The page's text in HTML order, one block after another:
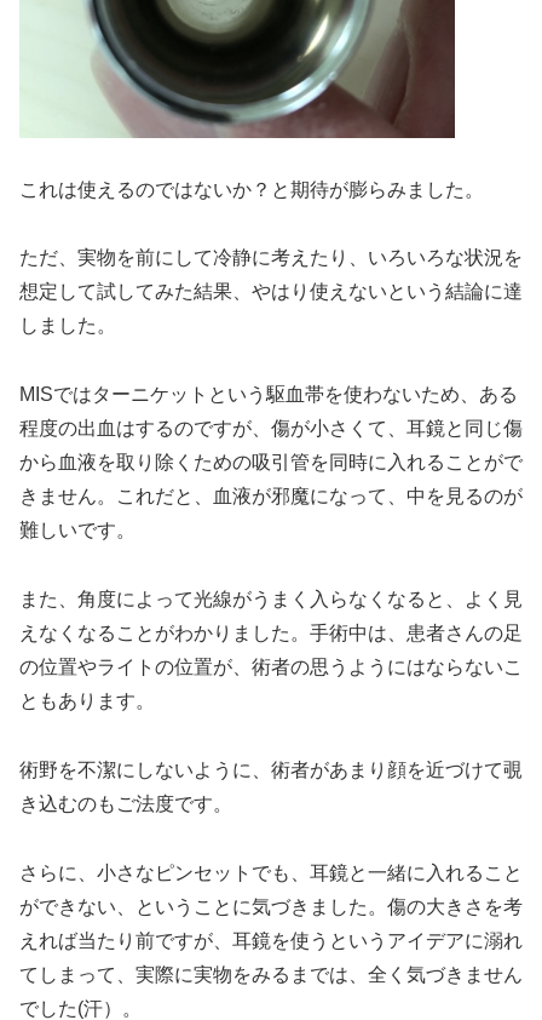
これは使えるのではないか？と期待が膨らみました。
ただ、実物を前にして冷静に考えたり、いろいろな状況を
想定して試してみた結果、やはり使えないという結論に達
しました。
MISではターニケットという駆血帯を使わないため、ある
程度の出血はするのですが、傷が小さくて、耳鏡と同じ傷
から血液を取り除くための吸引管を同時に入れることがで
きません。これだと、血液が邪魔になって、中を見るのが
難しいです。
また、角度によって光線がうまく入らなくなると、よく見
えなくなることがわかりました。手術中は、患者さんの足
の位置やライトの位置が、術者の思うようにはならないこ
ともあります。
術野を不潔にしないように、術者があまり顔を近づけて覗
き込むのもご法度です。
さらに、小さなピンセットでも、耳鏡と一緒に入れること
ができない、ということに気づきました。傷の大きさを考
えれば当たり前ですが、耳鏡を使うというアイデアに溺れ
てしまって、実際に実物をみるまでは、全く気づきません
でした(汗）。